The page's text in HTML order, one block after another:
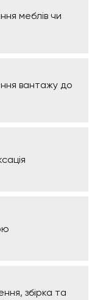
меблів чи
вантажу до
збірка та